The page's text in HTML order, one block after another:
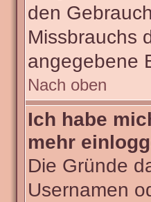
den
Missbrauchs
angegebene
Nach oben
Ich habe
mehr
Die Gründe
Usernamen